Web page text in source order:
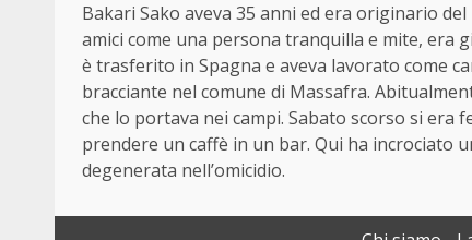
Bakari Sako aveva 35 anni ed era originario
amici come una persona tranquilla e mite, era
è trasferito in Spagna e aveva lavorato come
bracciante nel comune di Massafra.
che lo portava nei campi. Sabato scorso si era
prendere un caffè in un bar. Qui ha incrociato
degenerata nell’omicidio.